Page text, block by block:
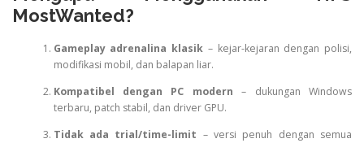
MostWanted?
Gameplay adrenalina klasik – kejar-kejaran dengan polisi,
modifikasi mobil, dan balapan liar.
Kompatibel dengan PC modern – dukungan Windows
terbaru, patch stabil, dan driver GPU.
Tidak ada trial/time-limit – versi penuh dengan semua